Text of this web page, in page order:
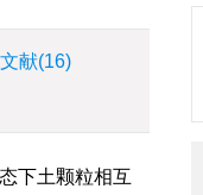
献(16)
下土颗粒相互